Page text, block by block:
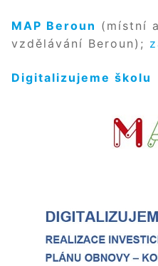
MAP Beroun (místní
vzdělávání Beroun);
Digitalizujeme školu